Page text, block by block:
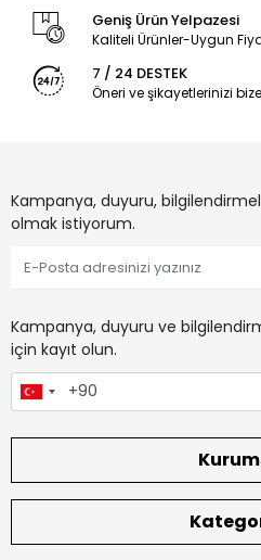
Geniş Ürün Yelpazesi
Kaliteli Ürünler-Uygun
7 / 24 DESTEK
Öneri ve şikayetlerinizi
Kampanya, duyuru,
olmak istiyorum.
Kampanya, duyuru ve
için kayıt olun.